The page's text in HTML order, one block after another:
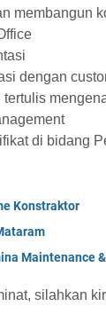
membangun
dengan
tertulis
di bidang
Konstraktor
Maintenance
silahkan